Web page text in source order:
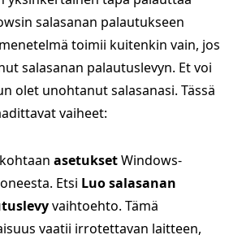
salasanan palautukseen
toimii kuitenkin vain, jos
salasanan palautuslevyn. Et voi
olet unohtanut salasanasi. Tässä
vaiheet:
asetuksetWindows-
Etsi Luo salasanan
vaihtoehto. Tämä
vaatii irrotettavan laitteen,